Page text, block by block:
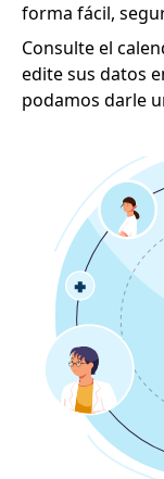
forma fácil,
Consulte el
edite sus datos
podamos darle